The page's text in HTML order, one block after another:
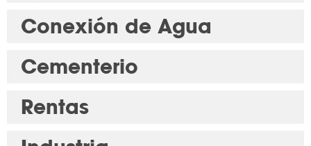
Conexión de Agua
Cementerio
Rentas